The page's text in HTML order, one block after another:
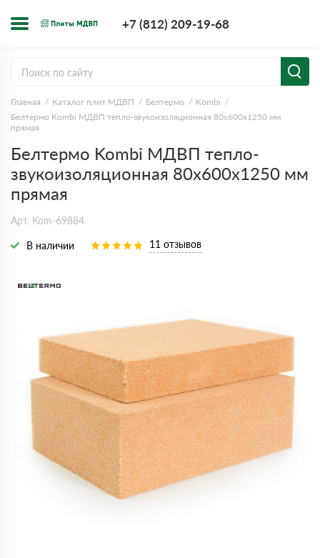
+7 (812) 209-19-68
Главная Каталог плит МДВП Белтермо
Kombi
Белтермо Kombi МДВП тепло-звукоизоляционная 80х600х1250 мм
прямая
Белтермо Kombi МДВП тепло-
звукоизоляционная 80х600х1250 мм
прямая
Арт. Kom-69884
В наличии 11 отзывов